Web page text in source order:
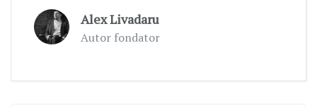
Alex Livadaru
Autor fondator